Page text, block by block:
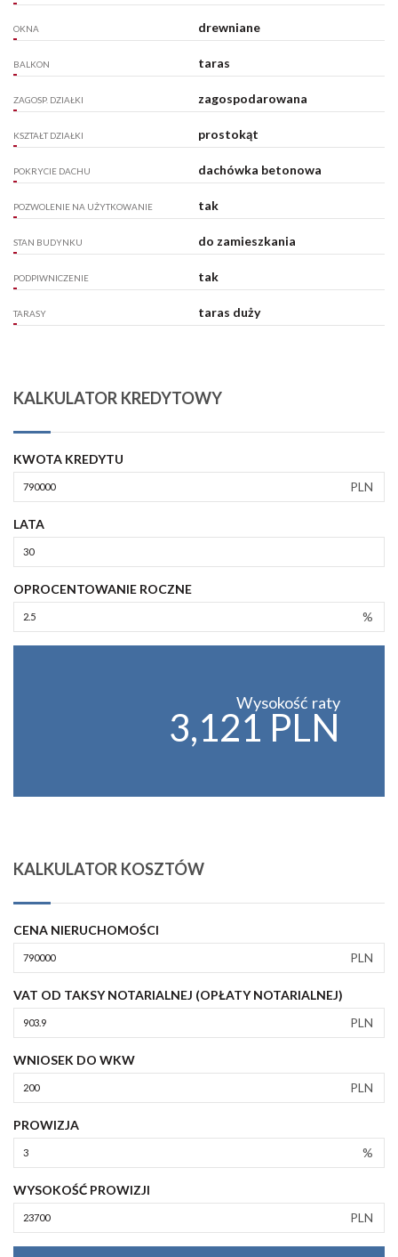
OKNA drewniane
BALKON taras
ZAGOSP. DZIAŁKI zagospodarowana
KSZTAŁT DZIAŁKI prostokąt
POKRYCIE DACHU dachówka betonowa
POZWOLENIE NA UŻYTKOWANIE tak
STAN BUDYNKU do zamieszkania
PODPIWNICZENIE tak
TARASY taras duży
KALKULATOR KREDYTOWY
KWOTA KREDYTU
PLN
LATA
OPROCENTOWANIE ROCZNE
%
Wysokość raty
3,121 PLN
KALKULATOR KOSZTÓW
CENA NIERUCHOMOŚCI
PLN
VAT OD TAKSY NOTARIALNEJ (OPŁATY NOTARIALNEJ)
PLN
WNIOSEK DO WKW
PLN
PROWIZJA
%
WYSOKOŚĆ PROWIZJI
PLN